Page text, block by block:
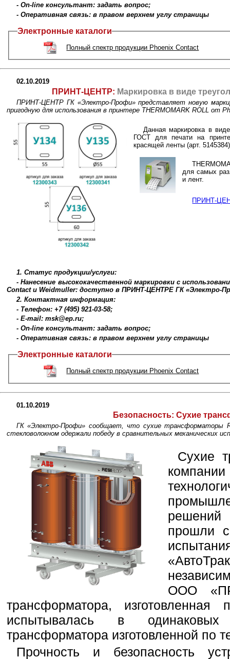
- On-line консультант: задать вопрос;
- Оперативная связь: в правом верхнем углу страницы
Электронные каталоги
Полный спектр продукции Phoenix Contact
02.10.2019
ПРИНТ-ЦЕНТР: Маркировка в виде
ПРИНТ-ЦЕНТР ГК «Электро-Профи» представляет новую
пригодную для использования в принтере THERMOMARK ROLL от
Данная маркировка в
ГОСТ для печати на
красящей ленты (арт.
для самых
и лент.
ПРИНТ-
1. Статус продукции/услуги:
- Нанесение высококачественной маркировки с
Contact и Weidmuller: доступно в ПРИНТ-ЦЕНТРЕ ГК «Электро-
2. Контактная информация:
- Телефон: +7 (495) 921-03-58;
- E-mail: msk@ep.ru;
- On-line консультант: задать вопрос;
- Оперативная связь: в правом верхнем углу страницы
Электронные каталоги
Полный спектр продукции Phoenix Contact
01.10.2019
Безопасность: Сухие
ГК «Электро-Профи» сообщает, что cухие трансформаторы
стекловолокном одержали победу в сравнительных механических
Сухие
решений
прошли
ООО
трансформатора, изготовленная
испытывалась в
трансформатора изготовленной по
Прочность и безопасность